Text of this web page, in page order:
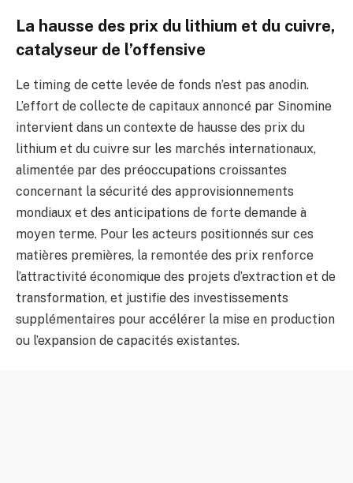
La hausse des prix du lithium et du cuivre,
catalyseur de l’offensive
Le timing de cette levée de fonds n’est pas anodin.
L’effort de collecte de capitaux annoncé par Sinomine
intervient dans un contexte de hausse des prix du
lithium et du cuivre sur les marchés internationaux,
alimentée par des préoccupations croissantes
concernant la sécurité des approvisionnements
mondiaux et des anticipations de forte demande à
moyen terme. Pour les acteurs positionnés sur ces
matières premières, la remontée des prix renforce
l’attractivité économique des projets d’extraction et de
transformation, et justifie des investissements
supplémentaires pour accélérer la mise en production
ou l’expansion de capacités existantes.